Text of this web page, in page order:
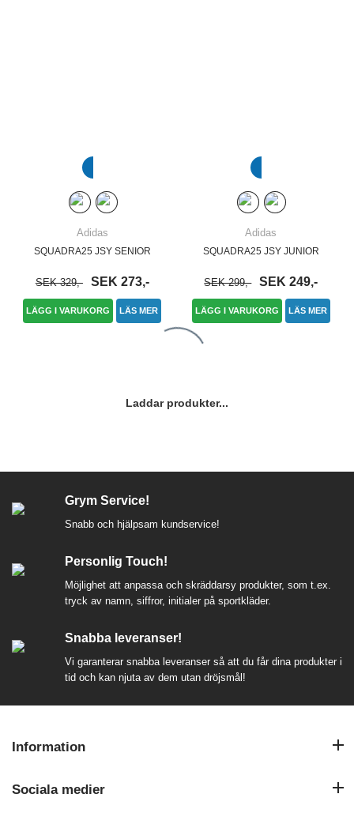
Adidas
SQUADRA25 JSY SENIOR
SEK 329,- SEK 273,-
LÄGG I VARUKORG LÄS MER
Adidas
SQUADRA25 JSY JUNIOR
SEK 299,- SEK 249,-
LÄGG I VARUKORG LÄS MER
Adidas
SQUADRA25 JSY WOMEN SQUADRA25 SHORTS JUNIOR